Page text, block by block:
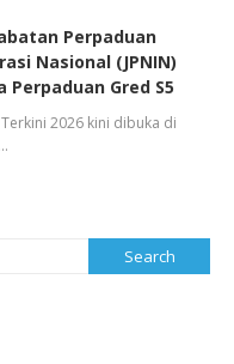
Perpaduan
Nasional (JPNIN)
Perpaduan Gred S5
2026 kini dibuka di